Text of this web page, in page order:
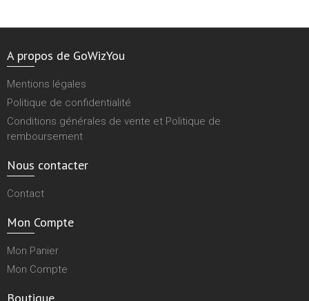
A propos de GoWizYou
Mentions légales
Politique de confidentialité
Conditions générales de vente et Politique de
remboursement
Nous contacter
Contact
Mon Compte
Mon Panier
Mon Compte